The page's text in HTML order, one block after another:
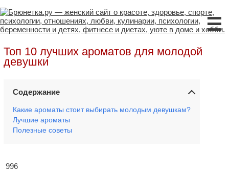
☰
Топ 10 лучших ароматов для молодой
девушки
Содержание
Какие ароматы стоит выбирать молодым девушкам?
Лучшие ароматы
Полезные советы
996